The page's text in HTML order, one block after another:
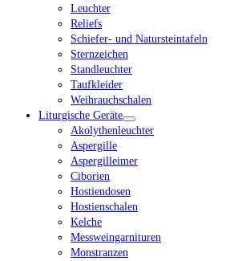
Leuchter
Reliefs
Schiefer- und Natursteintafeln
Sternzeichen
Standleuchter
Taufkleider
Weihrauchschalen
Liturgische Geräte
Akolythenleuchter
Aspergille
Aspergilleimer
Ciborien
Hostiendosen
Hostienschalen
Kelche
Messweingarnituren
Monstranzen